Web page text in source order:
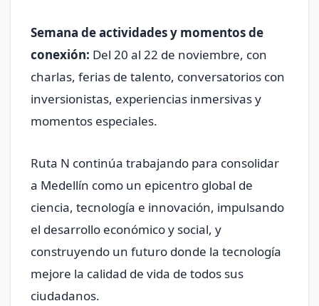
Semana de actividades y momentos de
conexión: Del 20 al 22 de noviembre, con
charlas, ferias de talento, conversatorios con
inversionistas, experiencias inmersivas y
momentos especiales.
Ruta N continúa trabajando para consolidar
a Medellín como un epicentro global de
ciencia, tecnología e innovación, impulsando
el desarrollo económico y social, y
construyendo un futuro donde la tecnología
mejore la calidad de vida de todos sus
ciudadanos.